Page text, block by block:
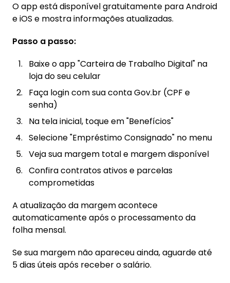
O app está disponível gratuitamente para Android
e iOS e mostra informações atualizadas.
Passo a passo:
Baixe o app "Carteira de Trabalho Digital" na
loja do seu celular
Faça login com sua conta Gov.br (CPF e
senha)
Na tela inicial, toque em "Benefícios"
Selecione "Empréstimo Consignado" no menu
Veja sua margem total e margem disponível
Confira contratos ativos e parcelas
comprometidas
A atualização da margem acontece
automaticamente após o processamento da
folha mensal.
Se sua margem não apareceu ainda, aguarde até
5 dias úteis após receber o salário.